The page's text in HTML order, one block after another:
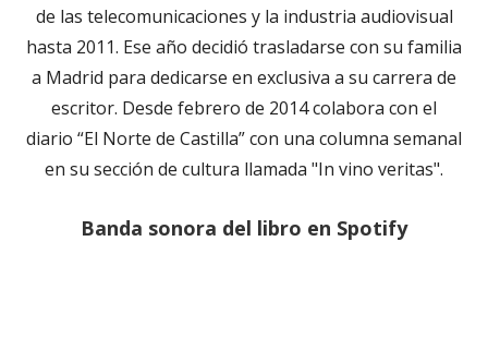
de las telecomunicaciones y la industria audiovisual
hasta 2011. Ese año decidió trasladarse con su familia
a Madrid para dedicarse en exclusiva a su carrera de
escritor. Desde febrero de 2014 colabora con el
diario “El Norte de Castilla” con una columna semanal
en su sección de cultura llamada "In vino veritas".
Banda sonora del libro en Spotify